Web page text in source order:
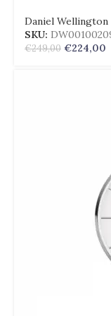
Daniel Wellington
SKU:
€249,00 €224,00